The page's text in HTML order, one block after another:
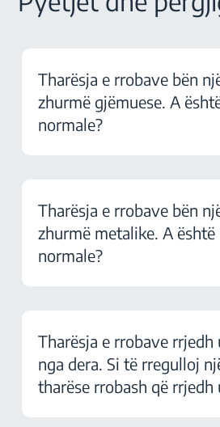
Tharësja e rrobave bën
zhurmë gjëmuese. A
normale?
Tharësja e rrobave bën
zhurmë metalike. A është
normale?
Tharësja e rrobave rrjedh
nga dera. Si të rregulloj
tharëse rrobash që rrjedh